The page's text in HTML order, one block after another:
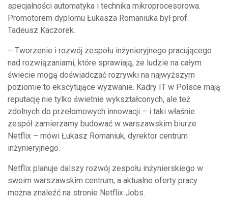
specjalności automatyka i technika mikroprocesorowa.
Promotorem dyplomu Łukasza Romaniuka był prof.
Tadeusz Kaczorek.
– Tworzenie i rozwój zespołu inżynieryjnego pracującego
nad rozwiązaniami, które sprawiają, że ludzie na całym
świecie mogą doświadczać rozrywki na najwyższym
poziomie to ekscytujące wyzwanie. Kadry IT w Polsce mają
reputację nie tylko świetnie wykształconych, ale też
zdolnych do przełomowych innowacji – i taki właśnie
zespół zamierzamy budować w warszawskim biurze
Netflix – mówi Łukasz Romaniuk, dyrektor centrum
inżynieryjnego.
Netflix planuje dalszy rozwój zespołu inżynierskiego w
swoim warszawskim centrum, a aktualne oferty pracy
można znaleźć na stronie Netflix Jobs.